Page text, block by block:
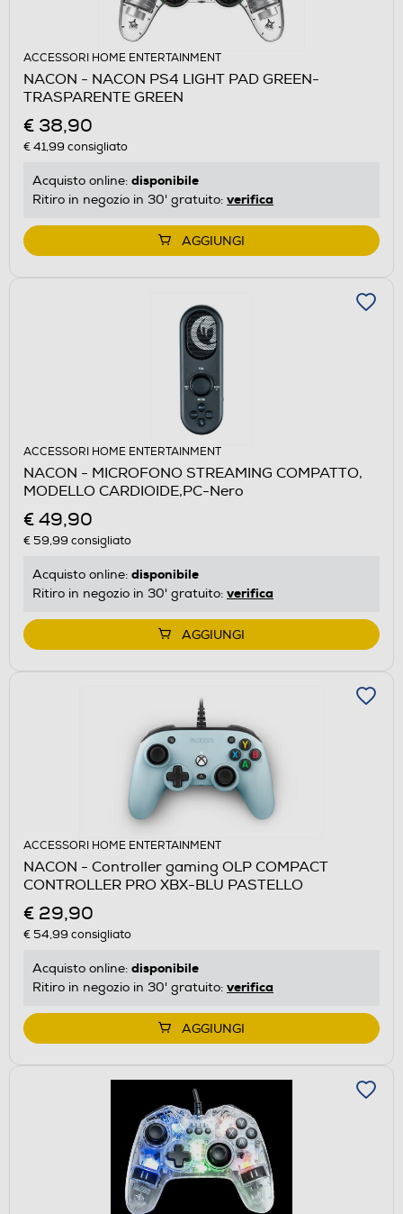
ACCESSORI HOME ENTERTAINMENT
NACON - NACON PS4 LIGHT PAD GREEN-
TRASPARENTE GREEN
€ 38,90
€ 41,99 consigliato
Acquisto online: disponibile
Ritiro in negozio in 30' gratuito: verifica
AGGIUNGI
ACCESSORI HOME ENTERTAINMENT
NACON - MICROFONO STREAMING COMPATTO,
MODELLO CARDIOIDE,PC-Nero
€ 49,90
€ 59,99 consigliato
Acquisto online: disponibile
Ritiro in negozio in 30' gratuito: verifica
AGGIUNGI
ACCESSORI HOME ENTERTAINMENT
NACON - Controller gaming OLP COMPACT
CONTROLLER PRO XBX-BLU PASTELLO
€ 29,90
€ 54,99 consigliato
Acquisto online: disponibile
Ritiro in negozio in 30' gratuito: verifica
AGGIUNGI